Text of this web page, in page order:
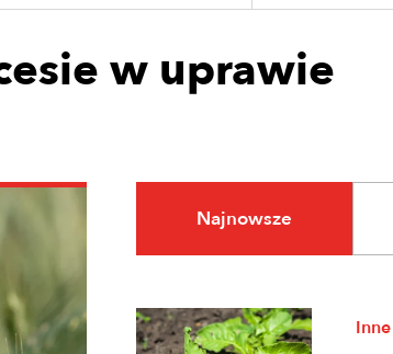
w uprawie
Najnowsze
Inne